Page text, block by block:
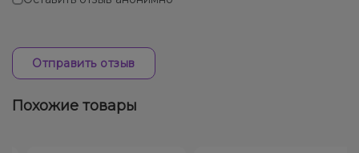
Отправить отзыв
Похожие товары